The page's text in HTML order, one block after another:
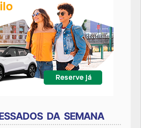
DA SEMANA